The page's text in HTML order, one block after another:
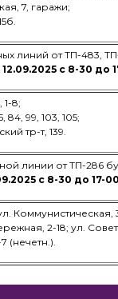
7, гаражи;
линий от ТП-483,
с 8-30 до
1-8;
99, 103, 105;
тр-т, 139.
линии от ТП-286
с 8-30 до 17-
Коммунистическая,
2-18; ул.
(нечетн.).